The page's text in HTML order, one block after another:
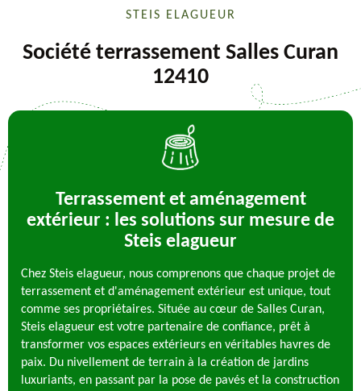
STEIS ELAGUEUR
Société terrassement Salles Curan
12410
Terrassement et aménagement
extérieur : les solutions sur mesure de
Steis elagueur
Chez Steis elagueur, nous comprenons que chaque projet de
terrassement et d'aménagement extérieur est unique, tout
comme ses propriétaires. Située au cœur de Salles Curan,
Steis elagueur est votre partenaire de confiance, prêt à
transformer vos espaces extérieurs en véritables havres de
paix. Du nivellement de terrain à la création de jardins
luxuriants, en passant par la pose de pavés et la construction